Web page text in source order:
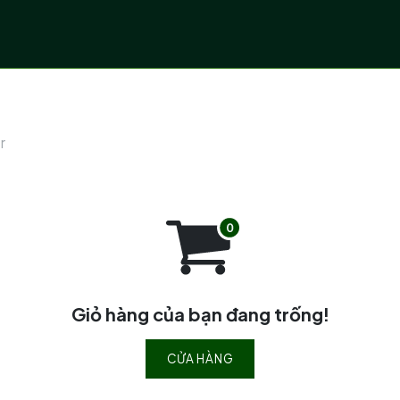
Giỏ hàng của bạn đang trống!
CỬA HÀNG